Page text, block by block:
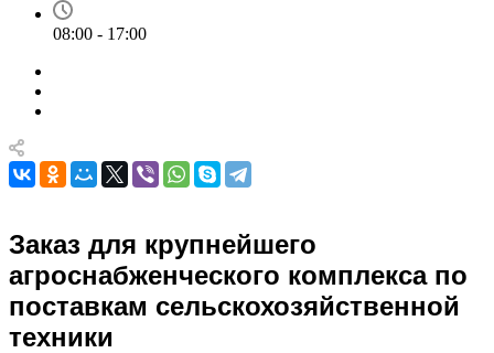
08:00 - 17:00
Заказ для крупнейшего
агроснабженческого комплекса по
поставкам сельскохозяйственной
техники